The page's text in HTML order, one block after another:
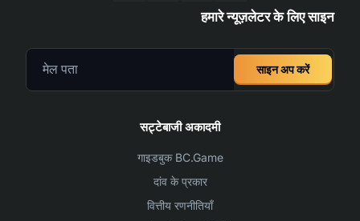
हमारे न्यूज़लेटर के लिए साइन
साइन अप करें
सट्टेबाजी अकादमी
गाइडबुक BC.Game
दांव के प्रकार
वित्तीय रणनीतियाँ